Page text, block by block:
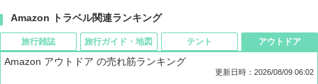
Amazon トラベル関連ランキング
旅行雑誌 旅行ガイド・地図 テント アウトドア
Amazon アウトドア の売れ筋ランキング
更新日時：2026/08/09 06:02